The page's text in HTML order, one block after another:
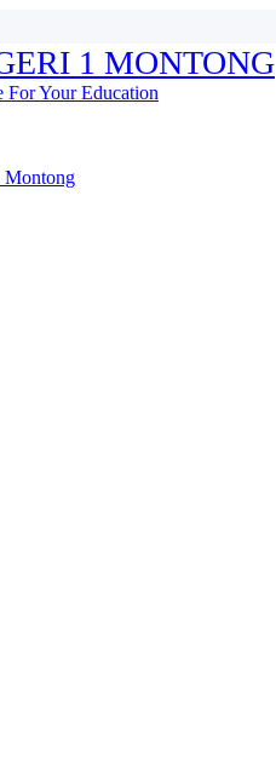
1 MONTONG
For Your Education
Montong